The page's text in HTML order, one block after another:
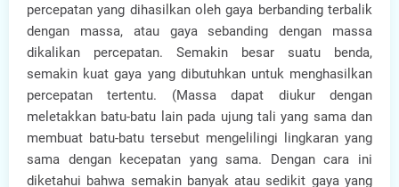
percepatan yang dihasilkan oleh gaya berbanding terbalik
dengan massa, atau gaya sebanding dengan massa
dikalikan percepatan. Semakin besar suatu benda,
semakin kuat gaya yang dibutuhkan untuk menghasilkan
percepatan tertentu. (Massa dapat diukur dengan
meletakkan batu-batu lain pada ujung tali yang sama dan
membuat batu-batu tersebut mengelilingi lingkaran yang
sama dengan kecepatan yang sama. Dengan cara ini
diketahui bahwa semakin banyak atau sedikit gaya yang